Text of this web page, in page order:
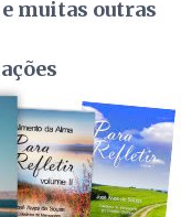
muitas outras